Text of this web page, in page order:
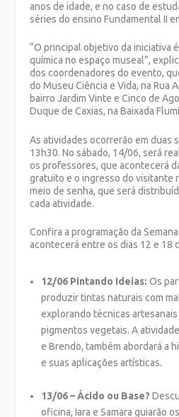
anos de idade, e no caso de
séries do ensino Fundamental II
“O principal objetivo da iniciativa
química no espaço museal”,
dos coordenadores do evento,
do Museu Ciência e Vida, na Rua
bairro Jardim Vinte e Cinco de
Duque de Caxias, na Baixada
As atividades ocorrerão em duas
13h30. No sábado, 14/06, será
os professores, que acontecerá
gratuito e o ingresso do visitante
meio de senha, que será
cada atividade.
Confira a programação da
acontecerá entre os dias 12 e 18
12/06 Pintando Ideias: Os
produzir tintas naturais com
explorando técnicas
pigmentos vegetais. A
e Brendo, também abordará a
e suas aplicações artísticas.
13/06 – Ácido ou Base?
oficina, Iara e Samara guiarão